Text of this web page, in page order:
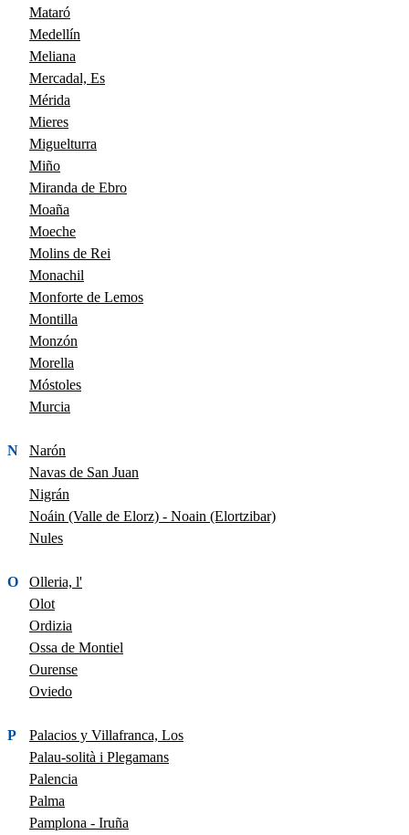
Mataró
Medellín
Meliana
Mercadal, Es
Mérida
Mieres
Miguelturra
Miño
Miranda de Ebro
Moaña
Moeche
Molins de Rei
Monachil
Monforte de Lemos
Montilla
Monzón
Morella
Móstoles
Murcia
N
Narón
Navas de San Juan
Nigrán
Noáin (Valle de Elorz) - Noain (Elortzibar)
Nules
O
Olleria, l'
Olot
Ordizia
Ossa de Montiel
Ourense
Oviedo
P
Palacios y Villafranca, Los
Palau-solità i Plegamans
Palencia
Palma
Pamplona - Iruña